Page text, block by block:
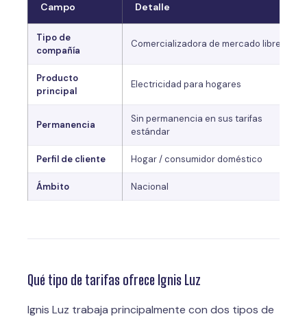
Campo Detalle
Tipo de
compañía
Comercializadora de mercado libre
Producto
principal
Electricidad para hogares
Permanencia
Sin permanencia en sus tarifas
estándar
Perfil de cliente Hogar / consumidor doméstico
Ámbito Nacional
Qué tipo de tarifas ofrece Ignis Luz
Ignis Luz trabaja principalmente con dos tipos de